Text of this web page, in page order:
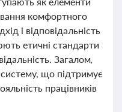
комфортного
і відповідальність
етичні стандарти
Загалом,
що підтримує
працівників